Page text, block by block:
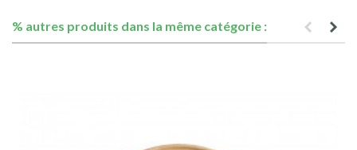
% autres produits dans la même catégorie :